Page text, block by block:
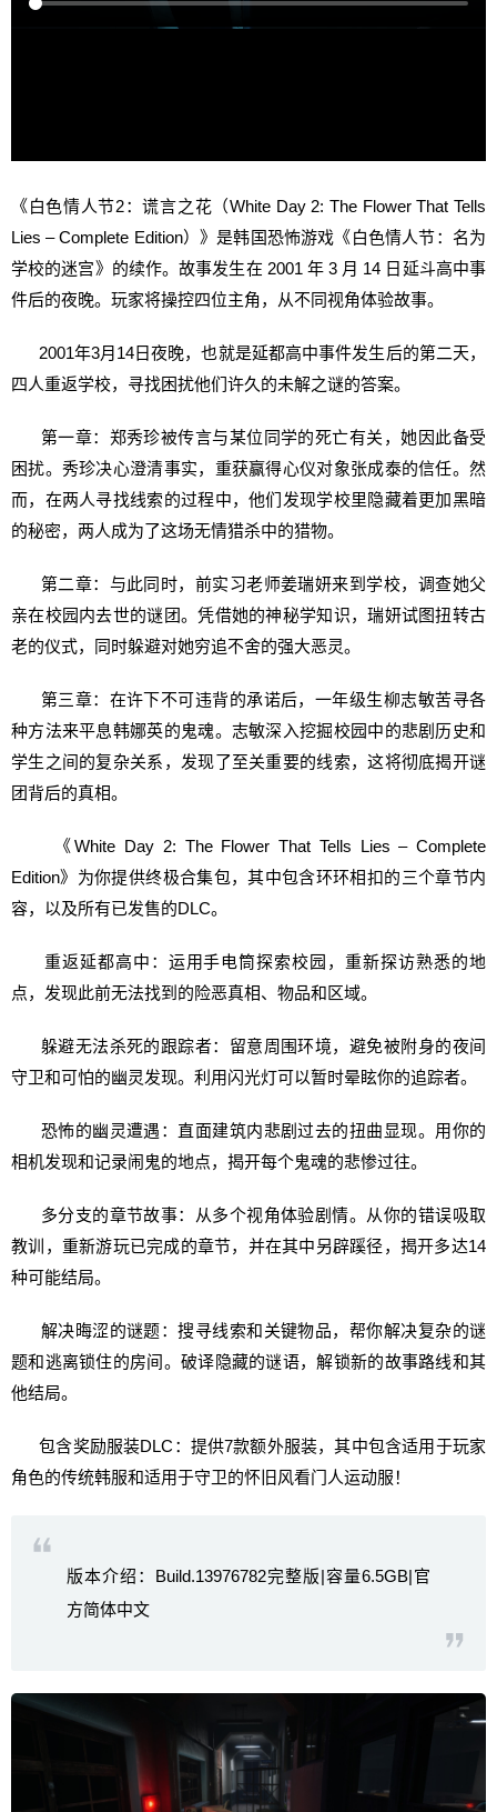
《白色情人节2：谎言之花（White Day 2: The Flower That Tells
Lies – Complete Edition）》是韩国恐怖游戏《白色情人节：名为
学校的迷宫》的续作。故事发生在 2001 年 3 月 14 日延斗高中事
件后的夜晚。玩家将操控四位主角，从不同视角体验故事。
2001年3月14日夜晚，也就是延都高中事件发生后的第二天，
四人重返学校，寻找困扰他们许久的未解之谜的答案。
第一章：郑秀珍被传言与某位同学的死亡有关，她因此备受
困扰。秀珍决心澄清事实，重获赢得心仪对象张成泰的信任。然
而，在两人寻找线索的过程中，他们发现学校里隐藏着更加黑暗
的秘密，两人成为了这场无情猎杀中的猎物。
第二章：与此同时，前实习老师姜瑞妍来到学校，调查她父
亲在校园内去世的谜团。凭借她的神秘学知识，瑞妍试图扭转古
老的仪式，同时躲避对她穷追不舍的强大恶灵。
第三章：在许下不可违背的承诺后，一年级生柳志敏苦寻各
种方法来平息韩娜英的鬼魂。志敏深入挖掘校园中的悲剧历史和
学生之间的复杂关系，发现了至关重要的线索，这将彻底揭开谜
团背后的真相。
《White Day 2: The Flower That Tells Lies – Complete
Edition》为你提供终极合集包，其中包含环环相扣的三个章节内
容，以及所有已发售的DLC。
重返延都高中：运用手电筒探索校园，重新探访熟悉的地
点，发现此前无法找到的险恶真相、物品和区域。
躲避无法杀死的跟踪者：留意周围环境，避免被附身的夜间
守卫和可怕的幽灵发现。利用闪光灯可以暂时晕眩你的追踪者。
恐怖的幽灵遭遇：直面建筑内悲剧过去的扭曲显现。用你的
相机发现和记录闹鬼的地点，揭开每个鬼魂的悲惨过往。
多分支的章节故事：从多个视角体验剧情。从你的错误吸取
教训，重新游玩已完成的章节，并在其中另辟蹊径，揭开多达14
种可能结局。
解决晦涩的谜题：搜寻线索和关键物品，帮你解决复杂的谜
题和逃离锁住的房间。破译隐藏的谜语，解锁新的故事路线和其
他结局。
包含奖励服装DLC：提供7款额外服装，其中包含适用于玩家
角色的传统韩服和适用于守卫的怀旧风看门人运动服！
版本介绍：Build.13976782完整版|容量6.5GB|官
方简体中文